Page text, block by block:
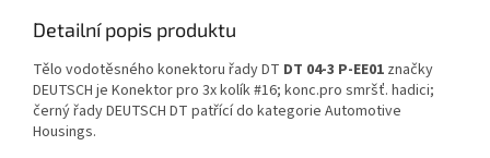
Detailní popis produktu
Tělo vodotěsného konektoru řady DT DT 04-3 P-EE01 značky
DEUTSCH je Konektor pro 3x kolík #16; konc.pro smršť. hadici;
černý řady DEUTSCH DT patřící do kategorie Automotive
Housings.